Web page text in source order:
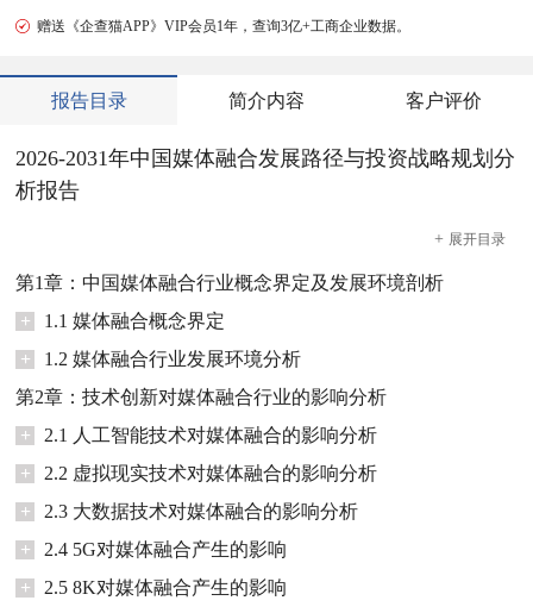
赠送《企查猫APP》VIP会员1年，查询3亿+工商企业数据。
报告目录 简介内容 客户评价
2026-2031年中国媒体融合发展路径与投资战略规划分
析报告
+ 展开目录
第1章：中国媒体融合行业概念界定及发展环境剖析
+
1.1 媒体融合概念界定
+
1.2 媒体融合行业发展环境分析
第2章：技术创新对媒体融合行业的影响分析
+
2.1 人工智能技术对媒体融合的影响分析
+
2.2 虚拟现实技术对媒体融合的影响分析
+
2.3 大数据技术对媒体融合的影响分析
+
2.4 5G对媒体融合产生的影响
+
2.5 8K对媒体融合产生的影响